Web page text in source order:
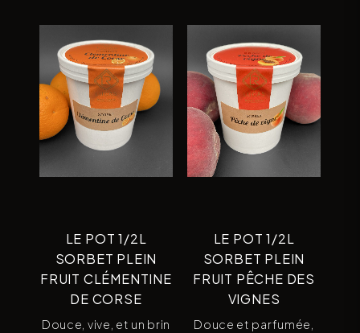
LE POT 1/2L
SORBET PLEIN
FRUIT CLÉMENTINE
DE CORSE
Douce, vive, et un brin
LE POT 1/2L
SORBET PLEIN
FRUIT PÊCHE DES
VIGNES
Douce et parfumée,